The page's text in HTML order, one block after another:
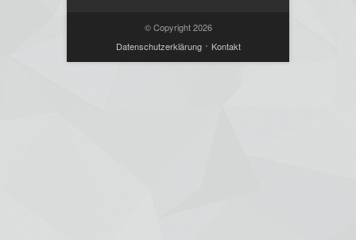
© Copyright 2026
Datenschutzerklärung
Kontakt